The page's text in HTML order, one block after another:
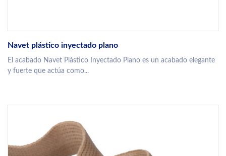
Navet plástico inyectado plano
El acabado Navet Plástico Inyectado Plano es un acabado elegante
y fuerte que actúa como...